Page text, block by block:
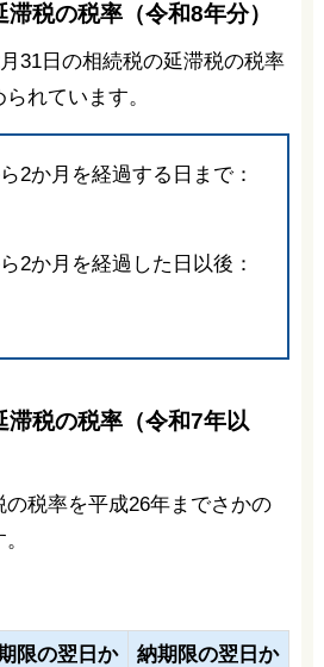
税の税率（令和8年分）
31日の相続税の延滞税の税率
れています。
2か月を経過する日まで：
2か月を経過した日以後：
滞税の税率（令和7年以
税率を平成26年までさかの
限の翌日か
納期限の翌日か